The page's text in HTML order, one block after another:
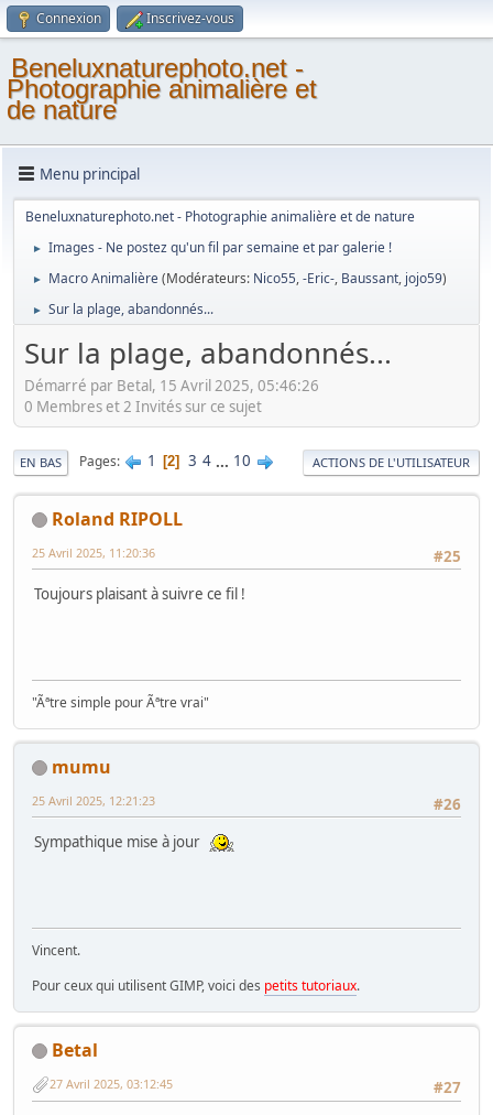
Connexion Inscrivez-vous
Beneluxnaturephoto.net -
Photographie animalière et
de nature
Menu principal
Beneluxnaturephoto.net - Photographie animalière et de nature
► Images - Ne postez qu'un fil par semaine et par galerie !
► Macro Animalière(Modérateurs: Nico55,-Eric-, Baussant, jojo59)
► Sur la plage, abandonnés...
Sur la plage, abandonnés...
Démarré par Betal, 15 Avril 2025, 05:46:26
0 Membres et 2 Invités sur ce sujet
EN BAS Pages 1 2 3 4 ... 10 ACTIONS DE L'UTILISATEUR
Roland RIPOLL
#25
25 Avril 2025, 11:20:36
Toujours plaisant à suivre ce fil !
"Ãªtre simple pour Ãªtre vrai"
mumu
#26
25 Avril 2025, 12:21:23
Sympathique mise à jour
Vincent.
Pour ceux qui utilisent GIMP, voici des petits tutoriaux.
Betal
#27
27 Avril 2025, 03:12:45